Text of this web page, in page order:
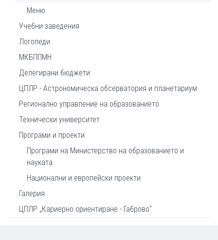
Меню
Учебни заведения
Логопеди
МКБППМН
Делегирани бюджети
ЦПЛР - Астрономическа обсерватория и планетариум
Регионално управление на образованието
Технически университет
Програми и проекти
Програми на Министерство на образованието и
науката
Национални и европейски проекти
Галерия
ЦПЛР „Кариерно ориентиране - Габрово“